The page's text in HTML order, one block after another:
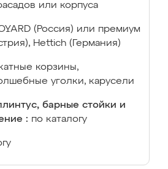
или корпуса
(Россия) или премиум
Hettich (Германия)
корзины,
уголки, карусели
барные стойки и
: по каталогу